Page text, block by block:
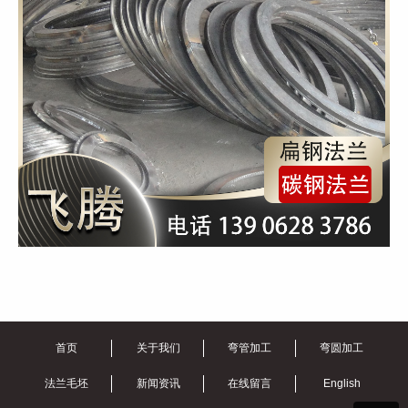
首页 关于我们 弯管加工 弯圆加工
法兰毛坯 新闻资讯 在线留言 English